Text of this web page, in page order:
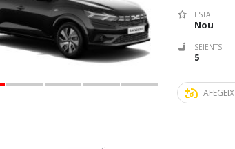
ESTAT
Nou
SEIENTS
5